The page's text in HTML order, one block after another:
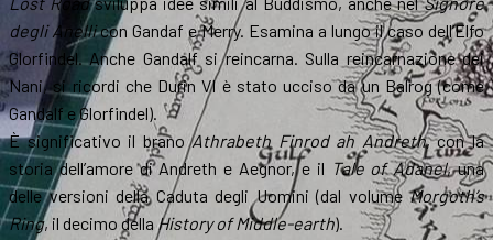
degli Anellicon Gandaf e Merry. Esamina a lungo il caso dell’Elfo
Glorfindel. Anche Gandalf si reincarna. Sulla reincarnazione dei
Nani, si ricordi che Durin VI è stato ucciso da un Balrog (come
Gandalf e Glorfindel).
È significativo il branoAthrabeth Finrod ah Andreth, con la
storia dell’amore di Andreth e Aegnor, e il Tale of Adanel, una
delle versioni della Caduta degli Uomini (dal volumeMorgoth’s
Ring, il decimo dellaHistory of Middle-earth).